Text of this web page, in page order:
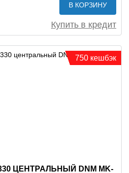
В КОРЗИНУ
Купить в кредит
ЦЕНТРАЛЬНЫЙ DNM MK-
750 кешбэк